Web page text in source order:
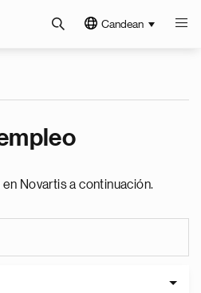
Candean
Novartis a continuación.